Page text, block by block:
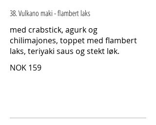
38. Vulkano maki - flambert laks
med crabstick, agurk og
chilimajones, toppet med flambert
laks, teriyaki saus og stekt løk.
NOK 159